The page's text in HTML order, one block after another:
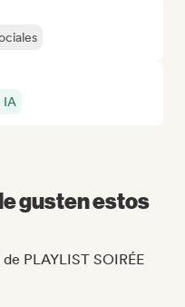
IA
gusten estos
PLAYLIST SOIRÉE